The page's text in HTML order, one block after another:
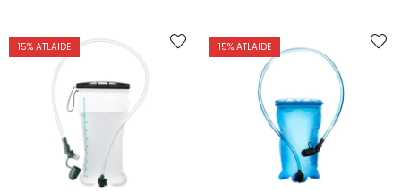
15% ATLAIDE 15% ATLAIDE